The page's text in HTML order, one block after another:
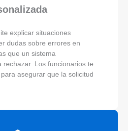
explicar situaciones
dudas sobre errores en
que un sistema
Los funcionarios te
asegurar que la solicitud